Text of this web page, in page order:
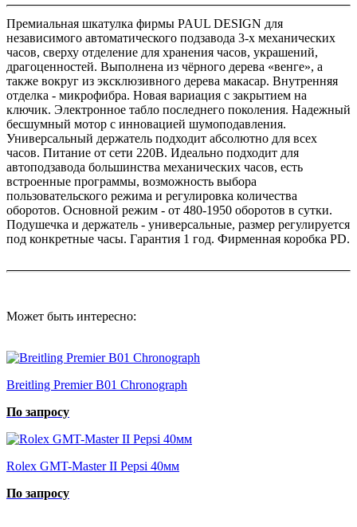
Премиальная шкатулка фирмы PAUL DESIGN для
независимого автоматического подзавода 3-х механических
часов, сверху отделение для хранения часов, украшений,
драгоценностей. Выполнена из чёрного дерева «венге», а
также вокруг из эксклюзивного дерева макасар. Внутренняя
отделка - микрофибра. Новая вариация с закрытием на
ключик. Электронное табло последнего поколения. Надежный
бесшумный мотор с инновацией шумоподавления.
Универсальный держатель подходит абсолютно для всех
часов. Питание от сети 220В. Идеально подходит для
автоподзавода большинства механических часов, есть
встроенные программы, возможность выбора
пользовательского режима и регулировка количества
оборотов. Основной режим - от 480-1950 оборотов в сутки.
Подушечка и держатель - универсальные, размер регулируется
под конкретные часы. Гарантия 1 год. Фирменная коробка PD.
Может быть интересно:
Breitling Premier B01 Chronograph
По запросу
Rolex GMT-Master II Pepsi 40мм
По запросу